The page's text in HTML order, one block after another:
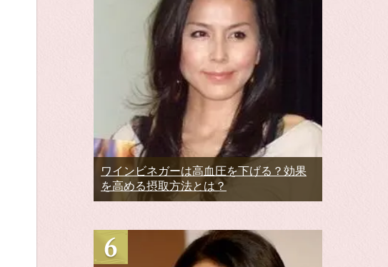
ワインビネガーは高血圧を下げる？効果
を高める摂取方法とは？